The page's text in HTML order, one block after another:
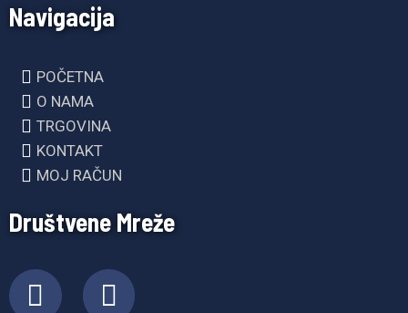
Navigacija
POČETNA
O NAMA
TRGOVINA
KONTAKT
MOJ RAČUN
Društvene Mreže
F
I